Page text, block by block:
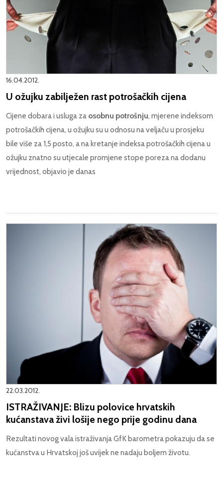
16.04.2012.
U ožujku zabilježen rast potrošačkih cijena
Cijene dobara i usluga za osobnu potrošnju, mjerene indeksom
potrošačkih cijena, u ožujku su u odnosu na veljaču u prosjeku
bile više za 1,5 posto, a na kretanje indeksa potrošačkih cijena u
ožujku znatno su utjecale promjene stope poreza na dodanu
vrijednost, objavio je danas
22.03.2012.
ISTRAŽIVANJE: Blizu polovice hrvatskih
kućanstava živi lošije nego prije godinu dana
Rezultati novog vala istraživanja GfK barometra pokazuju da se
kućanstva u Hrvatskoj još uvijek ne nadaju boljem životu.